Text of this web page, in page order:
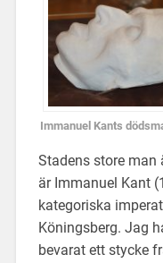
Immanuel Kants
Stadens store man
är Immanuel Kant
kategoriska
Köningsberg. Jag
bevarat ett stycke